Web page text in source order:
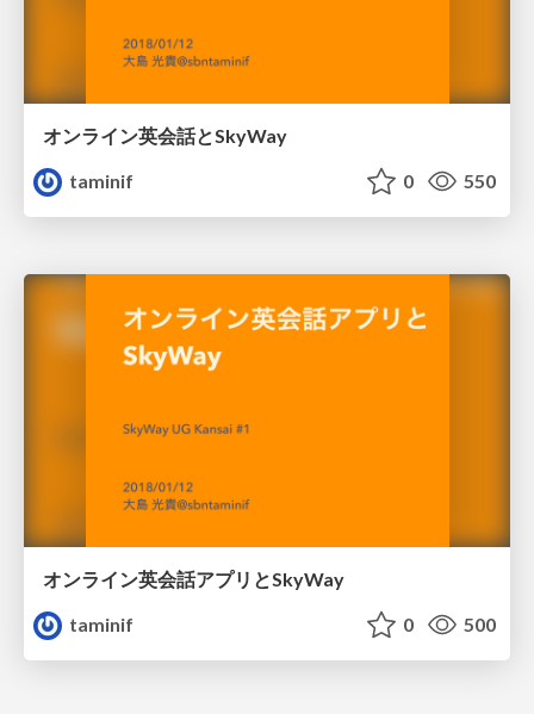
オンライン英会話とSkyWay
taminif
0 550
オンライン英会話アプリとSkyWay
taminif
0 500